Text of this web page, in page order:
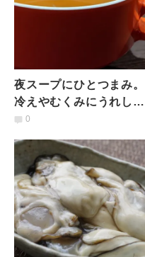
夜スープにひとつまみ。
冷えやむくみにうれしい
意外な具材とは？管理栄
0